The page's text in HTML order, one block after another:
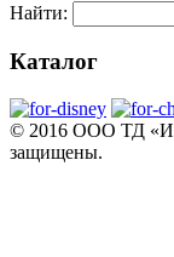
Найти:
Каталог
© 2016 ООО ТД
защищены.